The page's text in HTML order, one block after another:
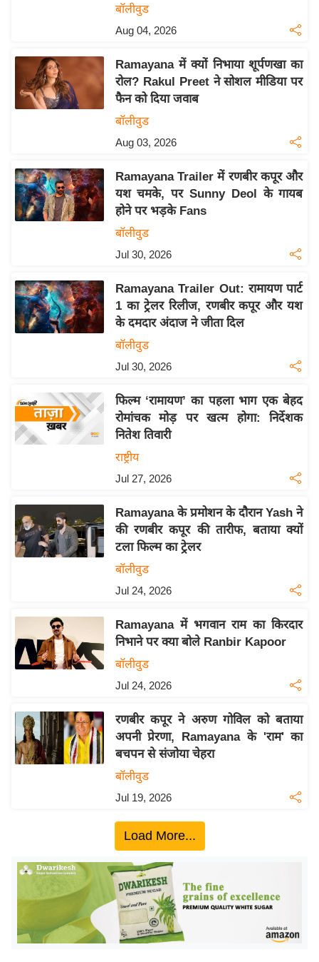
खे
ल
ट
I
P
L
2
6
क्रा
-
पे
प
ल
बे
ख्सि
य
ग
इं
डि
ज
ग
त
टो
बॉलीवुड
Aug 04, 2026
Ramayana में क्यों निभाया शूर्पणखा का
रोल? Rakul Preet ने सोशल मीडिया पर
फैन को दिया जवाब
बॉलीवुड
Aug 03, 2026
Ramayana Trailer में रणबीर कपूर और
यश चमके, पर Sunny Deol के गायब
होने पर भड़के Fans
बॉलीवुड
Jul 30, 2026
Ramayana Trailer Out: रामायण पार्ट
1 का ट्रेलर रिलीज, रणबीर कपूर और यश
के दमदार अंदाज ने जीता दिल
बॉलीवुड
Jul 30, 2026
फिल्म ‘रामायण’ का पहला भाग एक बेहद
रोमांचक मोड़ पर खत्म होगा: निर्देशक
नितेश तिवारी
राष्ट्रीय
Jul 27, 2026
Ramayana के प्रमोशन के दौरान Yash ने
की रणबीर कपूर की तारीफ, बताया क्यों
टला फिल्म का ट्रेलर
बॉलीवुड
Jul 24, 2026
Ramayana में भगवान राम का किरदार
निभाने पर क्या बोले Ranbir Kapoor
बॉलीवुड
Jul 24, 2026
रणबीर कपूर ने अरुण गोविल को बताया
अपनी प्रेरणा, Ramayana के 'राम' का
बचपन से संजोया चेहरा
बॉलीवुड
Jul 19, 2026
Load More...